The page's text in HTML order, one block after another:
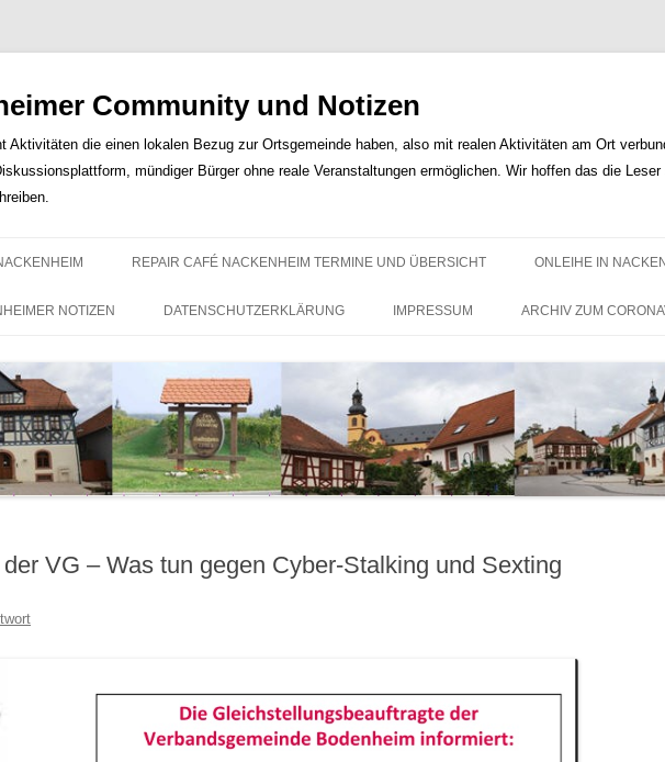
Community und Notizen
Aktivitäten die einen lokalen Bezug zur Ortsgemeinde haben, also mit realen Aktivitäten am Ort
mündiger Bürger ohne reale Veranstaltungen ermöglichen. Wir hoffen das die
Inhalt
REPAIR CAFÉ NACKENHEIM TERMINE UND ÜBERSICHT ONLEIHE IN
NOTIZEN DATENSCHUTZERKLÄRUNG IMPRESSUM ARCHIV ZUM
VG – Was tun gegen Cyber-Stalking und Sexting